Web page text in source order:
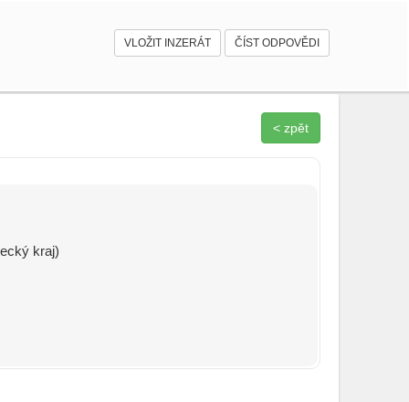
VLOŽIT INZERÁT ČÍST ODPOVĚDI
< zpět
kraj)